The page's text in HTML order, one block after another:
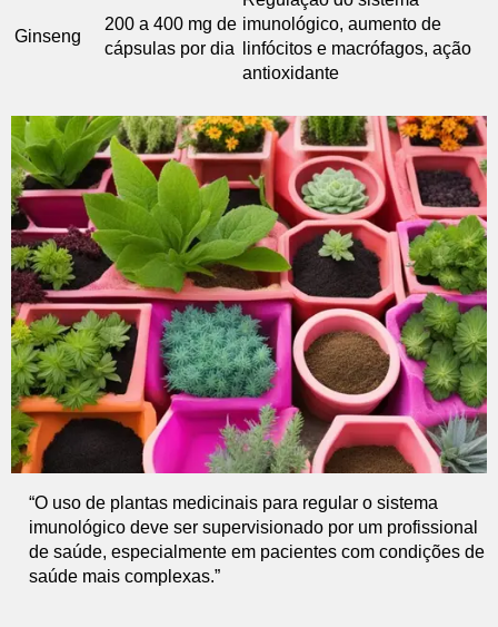
Ginseng
200 a 400 mg de
cápsulas por dia
imunológico, aumento de
linfócitos e macrófagos, ação
antioxidante
“O uso de plantas medicinais para regular o sistema
imunológico deve ser supervisionado por um profissional
de saúde, especialmente em pacientes com condições de
saúde mais complexas.”